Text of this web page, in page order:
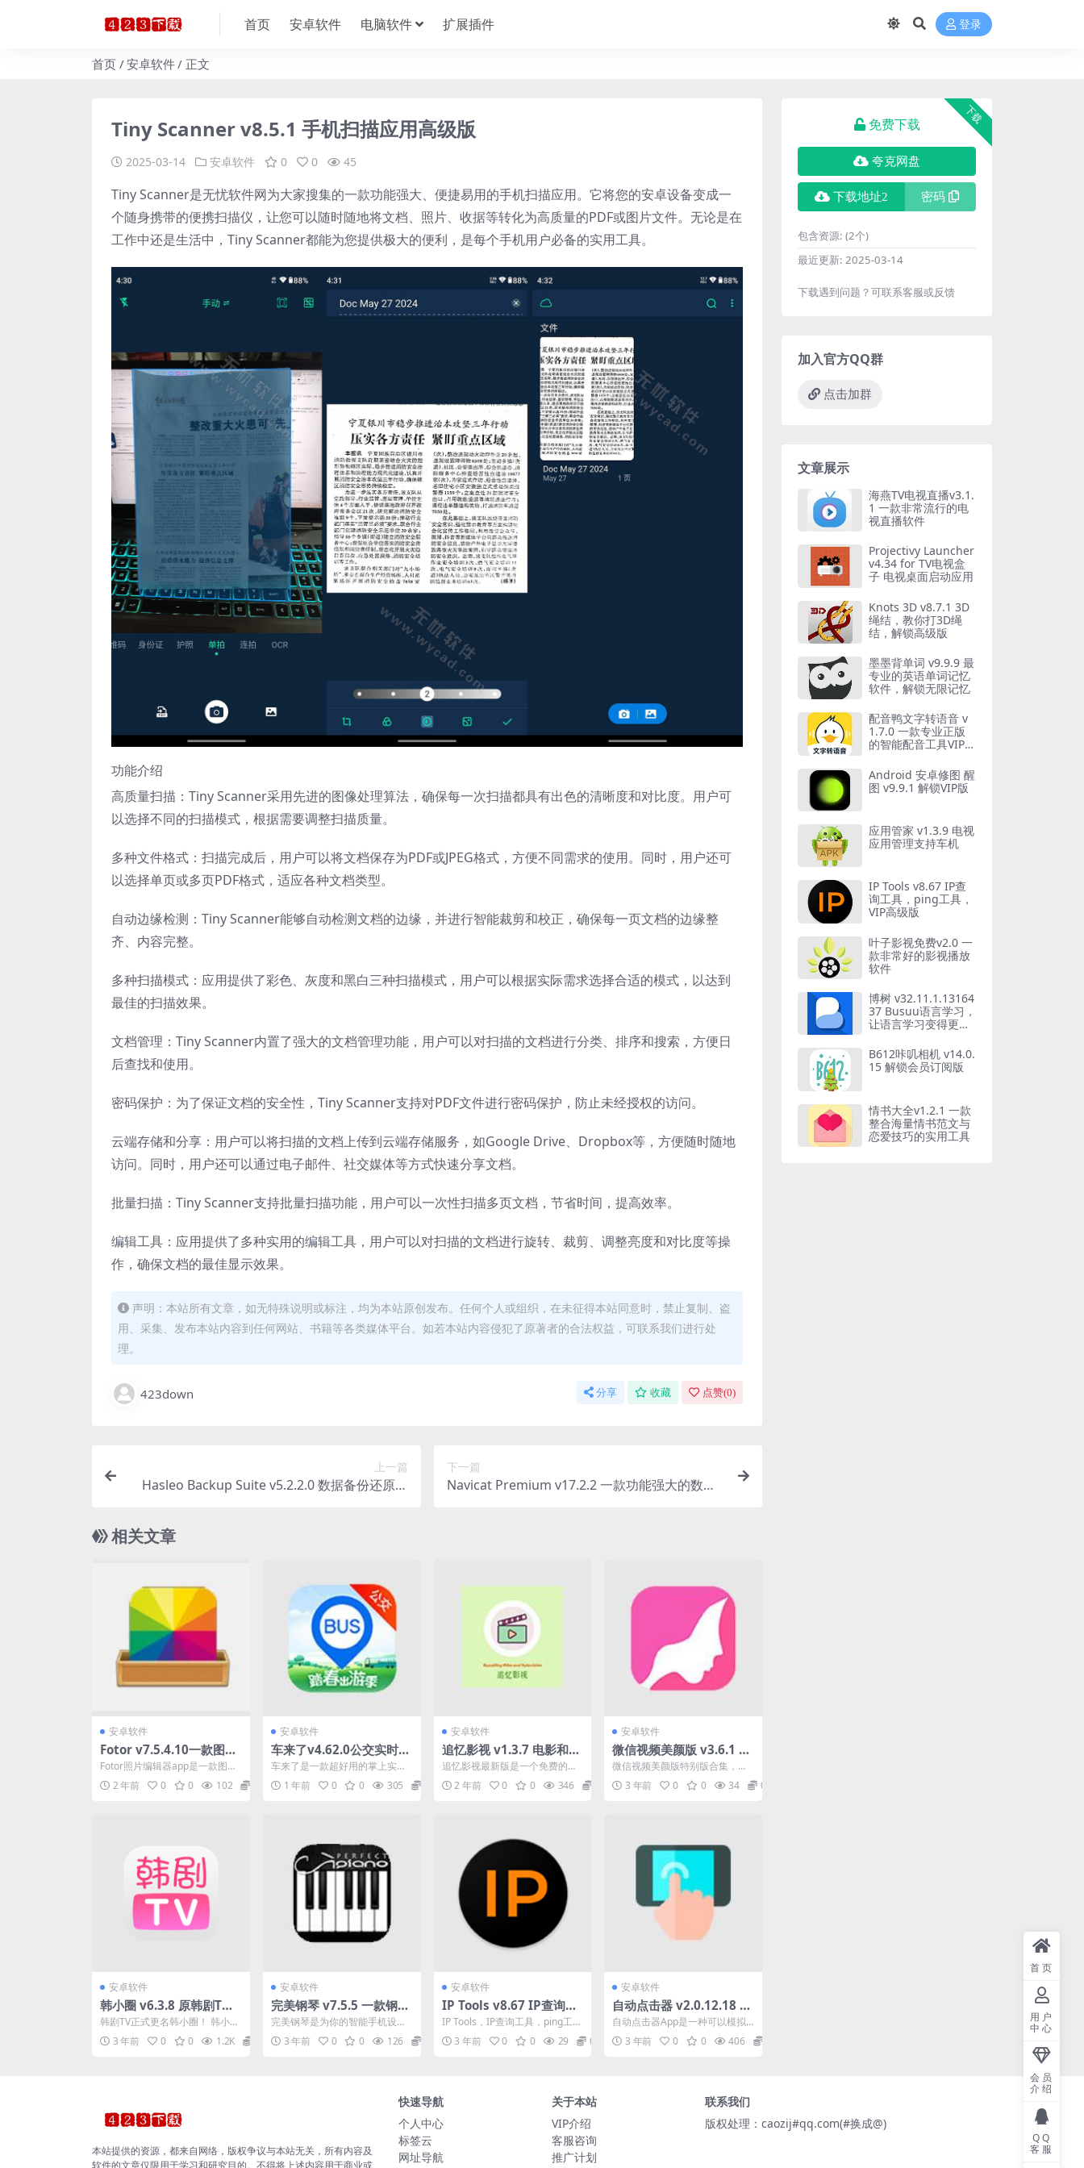
首页 安卓软件 电脑软件 扩展插件 登录
首页 安卓软件 正文
Tiny Scanner v8.5.1 手机扫描应用高级版
2025-03-14 安卓软件 0 0 45
Tiny Scanner是无忧软件网为大家搜集的一款功能强大、便捷易用的手机扫描应用。它将您的安卓设备变成一
个随身携带的便携扫描仪，让您可以随时随地将文档、照片、收据等转化为高质量的PDF或图片文件。无论是在
工作中还是生活中，Tiny Scanner都能为您提供极大的便利，是每个手机用户必备的实用工具。
功能介绍
高质量扫描：Tiny Scanner采用先进的图像处理算法，确保每一次扫描都具有出色的清晰度和对比度。用户可
以选择不同的扫描模式，根据需要调整扫描质量。
多种文件格式：扫描完成后，用户可以将文档保存为PDF或JPEG格式，方便不同需求的使用。同时，用户还可
以选择单页或多页PDF格式，适应各种文档类型。
自动边缘检测：Tiny Scanner能够自动检测文档的边缘，并进行智能裁剪和校正，确保每一页文档的边缘整
齐、内容完整。
多种扫描模式：应用提供了彩色、灰度和黑白三种扫描模式，用户可以根据实际需求选择合适的模式，以达到
最佳的扫描效果。
文档管理：Tiny Scanner内置了强大的文档管理功能，用户可以对扫描的文档进行分类、排序和搜索，方便日
后查找和使用。
密码保护：为了保证文档的安全性，Tiny Scanner支持对PDF文件进行密码保护，防止未经授权的访问。
云端存储和分享：用户可以将扫描的文档上传到云端存储服务，如Google Drive、Dropbox等，方便随时随地
访问。同时，用户还可以通过电子邮件、社交媒体等方式快速分享文档。
批量扫描：Tiny Scanner支持批量扫描功能，用户可以一次性扫描多页文档，节省时间，提高效率。
编辑工具：应用提供了多种实用的编辑工具，用户可以对扫描的文档进行旋转、裁剪、调整亮度和对比度等操
作，确保文档的最佳显示效果。
声明：本站所有文章，如无特殊说明或标注，均为本站原创发布。任何个人或组织，在未征得本站同意时，禁止复制、盗
用、采集、发布本站内容到任何网站、书籍等各类媒体平台。如若本站内容侵犯了原著者的合法权益，可联系我们进行处
理。
423down 分享 收藏 点赞(0)
上一篇
Hasleo Backup Suite v5.2.2.0 数据备份还原中
下一篇
Navicat Premium v17.2.2 一款功能强大的数据
相关文章
安卓软件
Fotor v7.5.4.10一款图片
分享平台
Fotor照片编辑器app是一款图片
分享平台，我们可以将自己的摄
影美照分享到这里...
2 年前 0 0 102
安卓软件
车来了v4.62.0公交实时查
询软件纯净版
车来了是一款超好用的掌上实时
公交查询软件，提供实时查询、
到站提醒、离线下载、随时...
1 年前 0 0 305
安卓软件
追忆影视 v1.3.7 电影和电
视播放器软件，去广告纯
净版
追忆影视最新版是一个免费的电
影和电视播放器软件，收集了各
种精彩和流行的动画和电影...
2 年前 0 0 346
安卓软件
微信视频美颜版 v3.6.1 解
锁会员版
微信视频美颜版特别版合集，并
且都已经解锁VIP版，让您和别的
人视频时候让自己更完...
3 年前 0 0 34 0
安卓软件
韩小圈 v6.3.8 原韩剧T
V，最全的韩剧资源全聚合
软件，去广告解锁高级版
韩剧TV正式更名韩小圈！ 韩小圈
（原韩剧TV），最新最全的韩剧
资源全聚合。以更小...
3 年前 0 0 1.2K
安卓软件
完美钢琴 v7.5.5 一款钢琴
键盘模拟器免广告版
完美钢琴是为你的智能手机设计
的钢琴键盘模拟器。使用真实的
钢琴声音，你可以使用这个...
3 年前 0 0 126
安卓软件
IP Tools v8.67 IP查询工
具，ping工具，VIP高级
版
IP Tools，IP查询工具，ping工
具，网络工具包用于分析网络情
况。它具备...
3 年前 0 0 29 0
安卓软件
自动点击器 v2.0.12.18 模
拟人工点击操作的应用程
序，去广告纯净版
自动点击器App是一种可以模拟
人工点击操作的应用程序。它通
过自动触摸屏幕上的特定...
3 年前 0 0 406
下载
免费下载
夸克网盘
下载地址2 密码
包含资源: (2个)
最近更新: 2025-03-14
下载遇到问题？可联系客服或反馈
加入官方QQ群
点击加群
文章展示
海燕TV电视直播v3.1.
1 一款非常流行的电
视直播软件
Projectivy Launcher
v4.34 for TV电视盒
子 电视桌面启动应用
Knots 3D v8.7.1 3D
绳结，教你打3D绳
结，解锁高级版
墨墨背单词 v9.9.9 最
专业的英语单词记忆
软件，解锁无限记忆
配音鸭文字转语音 v
1.7.0 一款专业正版
的智能配音工具VIP会
Android 安卓修图 醒
图 v9.9.1 解锁VIP版
应用管家 v1.3.9 电视
应用管理支持车机
IP Tools v8.67 IP查
询工具，ping工具，
VIP高级版
叶子影视免费v2.0 一
款非常好的影视播放
软件
博树 v32.11.1.13164
37 Busuu语言学习，
让语言学习变得更有
B612咔叽相机 v14.0.
15 解锁会员订阅版
情书大全v1.2.1 一款
整合海量情书范文与
恋爱技巧的实用工具
本站提供的资源，都来自网络，版权争议与本站无关，所有内容及
软件的文章仅限用于学习和研究目的。不得将上述内容用于商业或
快速导航
个人中心
标签云
网址导航
关于本站
VIP介绍
客服咨询
推广计划
联系我们
版权处理：caozij#qq.com(#换成@)
首页
用户
中心
会员
介绍
QQ
客服